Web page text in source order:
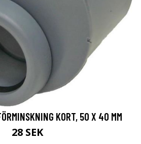
KORT, 50 X 40 MM
28 SEK